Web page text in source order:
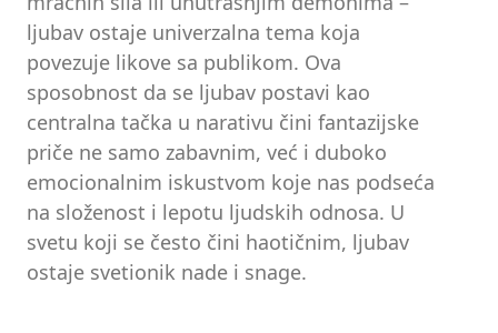
ljubav ostaje univerzalna tema koja
povezuje likove sa publikom. Ova
sposobnost da se ljubav postavi kao
centralna tačka u narativu čini fantazijske
priče ne samo zabavnim, već i duboko
emocionalnim iskustvom koje nas podseća
na složenost i lepotu ljudskih odnosa. U
svetu koji se često čini haotičnim, ljubav
ostaje svetionik nade i snage.